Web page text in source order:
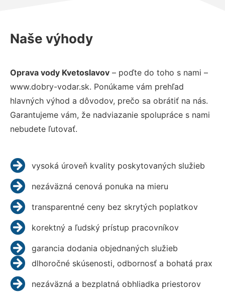
Naše výhody
Oprava vody Kvetoslavov – poďte do toho s nami –
www.dobry-vodar.sk. Ponúkame vám prehľad
hlavných výhod a dôvodov, prečo sa obrátiť na nás.
Garantujeme vám, že nadviazanie spolupráce s nami
nebudete ľutovať.
vysoká úroveň kvality poskytovaných služieb
nezáväzná cenová ponuka na mieru
transparentné ceny bez skrytých poplatkov
korektný a ľudský prístup pracovníkov
garancia dodania objednaných služieb
dlhoročné skúsenosti, odbornosť a bohatá prax
nezáväzná a bezplatná obhliadka priestorov